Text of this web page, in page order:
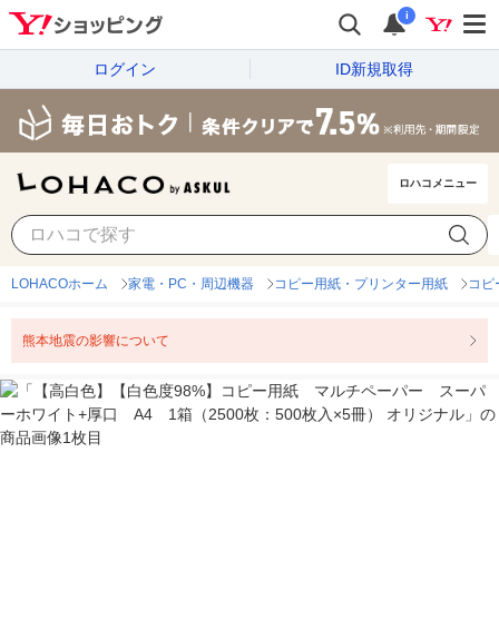
i
ログイン ID新規取得
ロハコメニュー
LOHACOホーム 家電・PC・周辺機器 コピー用紙・プリンター用紙 コピ
熊本地震の影響について